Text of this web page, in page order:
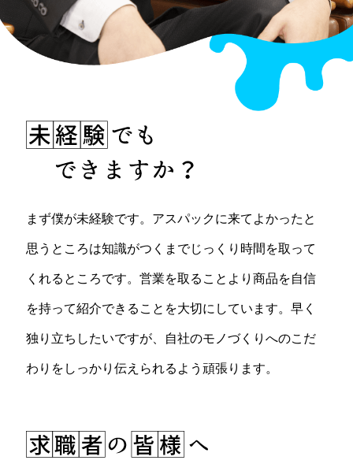
まず僕が未経験です。アスパックに来てよかったと
思うところは知識がつくまでじっくり時間を取って
くれるところです。営業を取ることより商品を自信
を持って紹介できることを大切にしています。早く
独り立ちしたいですが、自社のモノづくりへのこだ
わりをしっかり伝えられるよう頑張ります。